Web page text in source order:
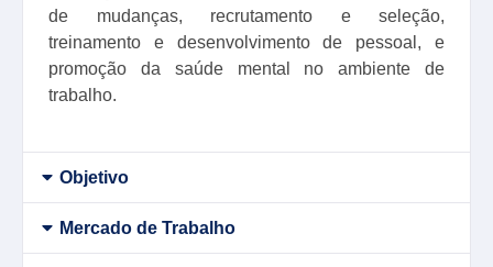
de mudanças, recrutamento e seleção,
treinamento e desenvolvimento de pessoal, e
promoção da saúde mental no ambiente de
trabalho.
Objetivo
Mercado de Trabalho